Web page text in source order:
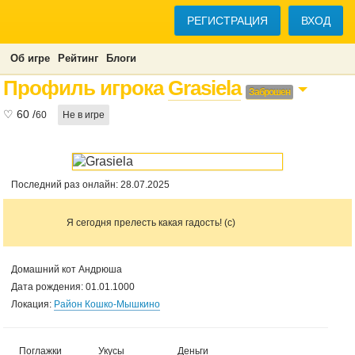
РЕГИСТРАЦИЯ ВХОД
Об игре Рейтинг Блоги
Профиль игрокаGrasiela Заброшен
♡60 /60 Не в игре
Последний раз онлайн: 28.07.2025
Я сегодня прелесть какая гадость! (с)
Домашний кот Андрюша
Дата рождения: 01.01.1000
Локация: Район Кошко-Мышкино
Поглажки Укусы Деньги